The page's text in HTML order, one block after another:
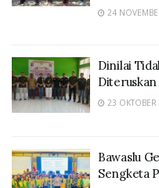
24
Dinilai
23
Bawaslu
Sengketa